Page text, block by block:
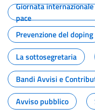
Giornata
pace
Prevenzione del doping
La sottosegretaria
Bandi Avvisi e
Avviso pubblico